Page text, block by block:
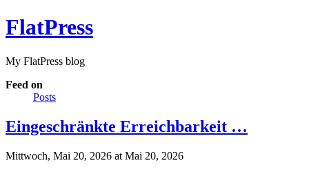
FlatPress
My FlatPress blog
Feed on
Posts
Eingeschränkte Erreichbarkeit …
Mittwoch, Mai 20, 2026 at Mai 20, 2026